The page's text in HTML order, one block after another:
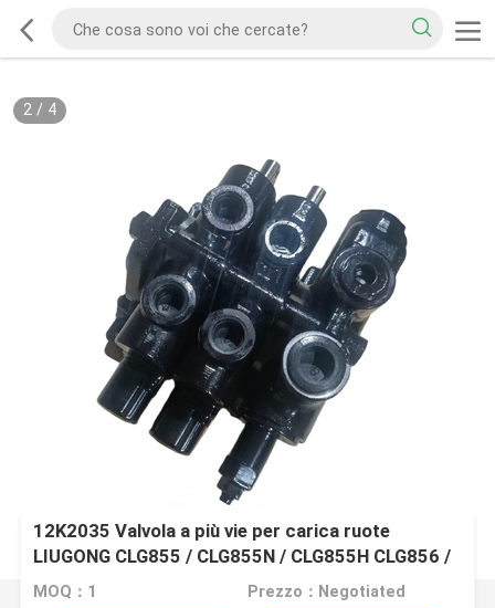
2/ 4
12K2035 Valvola a più vie per carica ruote
LIUGONG CLG855 / CLG855N / CLG855H CLG856 /
CLG856H CLG50CN / CLG50C
MOQ：1 Prezzo：Negotiated